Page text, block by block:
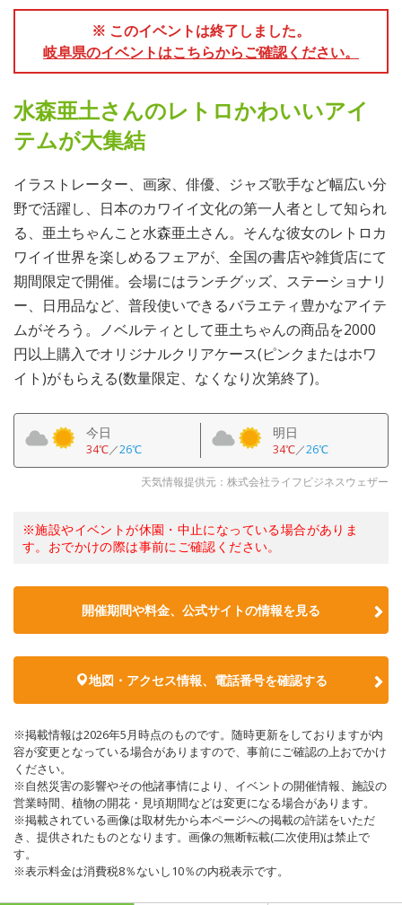
※ このイベントは終了しました。
岐阜県のイベントはこちらからご確認ください。
水森亜土さんのレトロかわいいアイ
テムが大集結
イラストレーター、画家、俳優、ジャズ歌手など幅広い分
野で活躍し、日本のカワイイ文化の第一人者として知られ
る、亜土ちゃんこと水森亜土さん。そんな彼女のレトロカ
ワイイ世界を楽しめるフェアが、全国の書店や雑貨店にて
期間限定で開催。会場にはランチグッズ、ステーショナリ
ー、日用品など、普段使いできるバラエティ豊かなアイテ
ムがそろう。ノベルティとして亜土ちゃんの商品を2000
円以上購入でオリジナルクリアケース(ピンクまたはホワ
イト)がもらえる(数量限定、なくなり次第終了)。
今日
34℃／26℃
明日
34℃／26℃
天気情報提供元：株式会社ライフビジネスウェザー
※施設やイベントが休園・中止になっている場合がありま
す。おでかけの際は事前にご確認ください。
開催期間や料金、公式サイトの情報を見る
地図・アクセス情報、電話番号を確認する
※掲載情報は2026年5月時点のものです。随時更新をしておりますが内
容が変更となっている場合がありますので、事前にご確認の上おでかけ
ください。
※自然災害の影響やその他諸事情により、イベントの開催情報、施設の
営業時間、植物の開花・見頃期間などは変更になる場合があります。
※掲載されている画像は取材先から本ページへの掲載の許諾をいただ
き、提供されたものとなります。画像の無断転載(二次使用)は禁止で
す。
※表示料金は消費税8％ないし10％の内税表示です。